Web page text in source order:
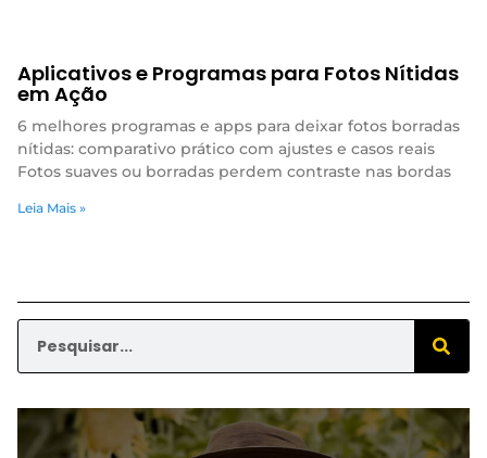
Aplicativos e Programas para Fotos Nítidas
em Ação
6 melhores programas e apps para deixar fotos borradas
nítidas: comparativo prático com ajustes e casos reais
Fotos suaves ou borradas perdem contraste nas bordas
Leia Mais »